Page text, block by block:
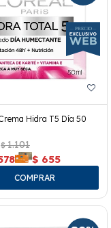
Hidra T5 Día 50
$ 1.101
$ 655